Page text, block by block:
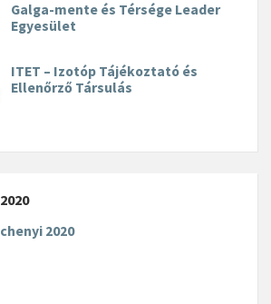
Galga-mente és Térsége Leader
Egyesület
ITET – Izotóp Tájékoztató és
Ellenőrző Társulás
2020